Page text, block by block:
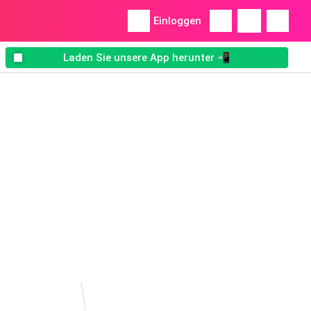
Einloggen
Laden Sie unsere App herunter 📲